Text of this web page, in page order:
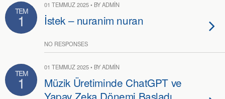
TEM
1
01 TEMMUZ 2025 • BY ADMIN
İstek – nuranim nuran
NO RESPONSES
TEM
1
01 TEMMUZ 2025 • BY ADMIN
Müzik Üretiminde ChatGPT ve
Yapay Zeka Dönemi Başladı